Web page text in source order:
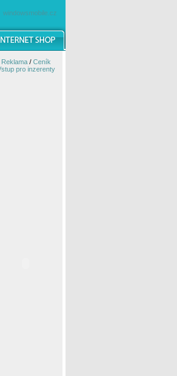
windowsmobile.cz
Reklama/ Ceník
pro inzerenty